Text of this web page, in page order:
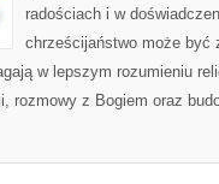
radościach i w
chrześcijaństwo może być
w lepszym rozumieniu
rozmowy z Bogiem oraz